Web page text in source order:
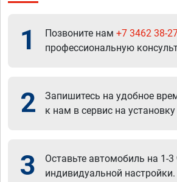
1 Позвоните нам +7 3462 38-
профессиональную
2
Запишитесь на удобное
к нам в сервис на
3
Оставьте автомобиль на 1-3
индивидуальной настройки.